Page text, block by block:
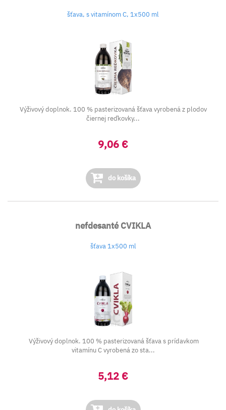
šťava, s vitamínom C, 1x500 ml
Výživový doplnok. 100 % pasterizovaná šťava vyrobená z plodov
čiernej reďkovky...
9,06 €
do košíka
nefdesanté CVIKLA
šťava 1x500 ml
Výživový doplnok. 100 % pasterizovaná šťava s prídavkom
vitamínu C vyrobená zo sta...
5,12 €